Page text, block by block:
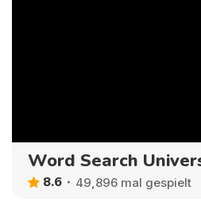
Word Search
8.6 49,896 mal gespielt